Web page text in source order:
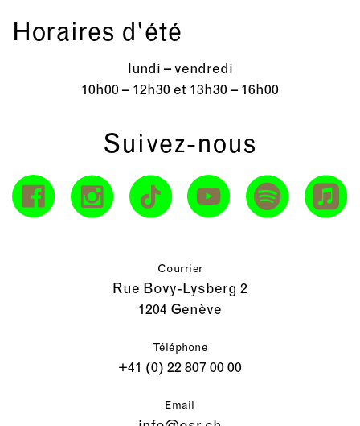
Horaires d'été
lundi – vendredi
10h00 – 12h30 et 13h30 – 16h00
Suivez-nous
Courrier
Rue Bovy-Lysberg 2
1204 Genève
Téléphone
+41 (0) 22 807 00 00
Email